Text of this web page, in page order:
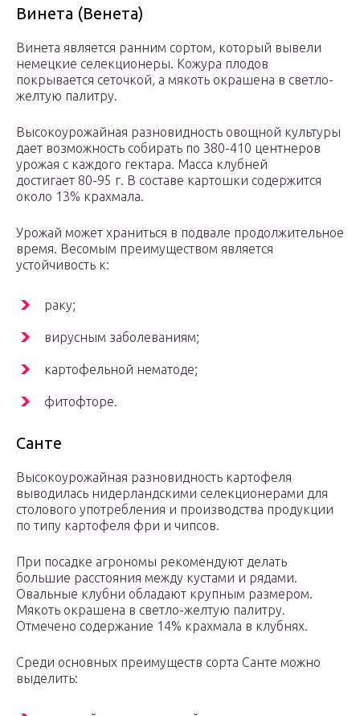
Винета (Венета)
Винета является ранним сортом, который вывели
немецкие селекционеры. Кожура плодов
покрывается сеточкой, а мякоть окрашена в светло-
желтую палитру.
Высокоурожайная разновидность овощной культуры
дает возможность собирать по 380-410 центнеров
урожая с каждого гектара. Масса клубней
достигает 80-95 г. В составе картошки содержится
около 13% крахмала.
Урожай может храниться в подвале продолжительное
время. Весомым преимуществом является
устойчивость к:
раку;
вирусным заболеваниям;
картофельной нематоде;
фитофторе.
Санте
Высокоурожайная разновидность картофеля
выводилась нидерландскими селекционерами для
столового употребления и производства продукции
по типу картофеля фри и чипсов.
При посадке агрономы рекомендуют делать
большие расстояния между кустами и рядами.
Овальные клубни обладают крупным размером.
Мякоть окрашена в светло-желтую палитру.
Отмечено содержание 14% крахмала в клубнях.
Среди основных преимуществ сорта Санте можно
выделить: